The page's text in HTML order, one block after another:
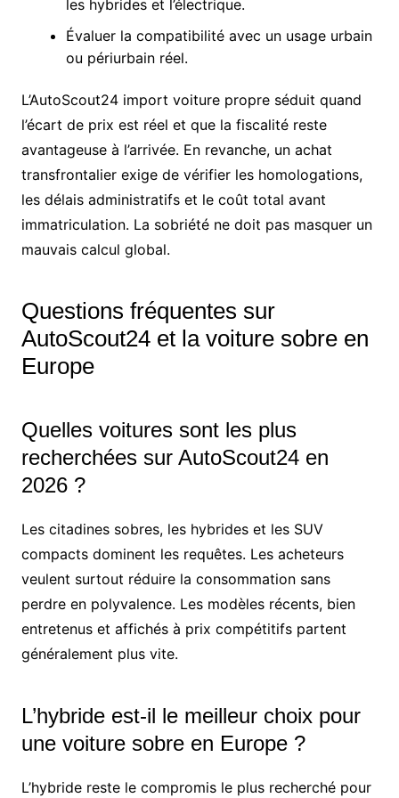
les hybrides et l’électrique.
Évaluer la compatibilité avec un usage urbain
ou périurbain réel.
L’AutoScout24 import voiture propre séduit quand
l’écart de prix est réel et que la fiscalité reste
avantageuse à l’arrivée. En revanche, un achat
transfrontalier exige de vérifier les homologations,
les délais administratifs et le coût total avant
immatriculation. La sobriété ne doit pas masquer un
mauvais calcul global.
Questions fréquentes sur
AutoScout24 et la voiture sobre en
Europe
Quelles voitures sont les plus
recherchées sur AutoScout24 en
2026 ?
Les citadines sobres, les hybrides et les SUV
compacts dominent les requêtes. Les acheteurs
veulent surtout réduire la consommation sans
perdre en polyvalence. Les modèles récents, bien
entretenus et affichés à prix compétitifs partent
généralement plus vite.
L’hybride est-il le meilleur choix pour
une voiture sobre en Europe ?
L’hybride reste le compromis le plus recherché pour